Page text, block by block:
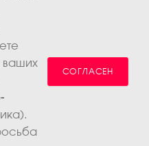
Все права защищены.
ваших
СОГЛАСЕН